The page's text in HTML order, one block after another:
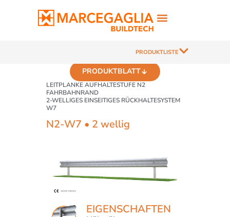
PRODUKTLISTE
LEITPLANKE AUFHALTESTUFE N2
FAHRBAHNRAND
2-WELLIGES EINSEITIGES RÜCKHALTESYSTEM
W7
PRODUKTBLATT
N2-W7 • 2 wellig
EIGENSCHAFTEN